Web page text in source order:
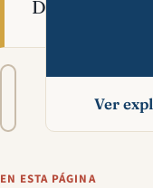
Dios.
Tamaño
A−
Ver
EN ESTA PÁGINA